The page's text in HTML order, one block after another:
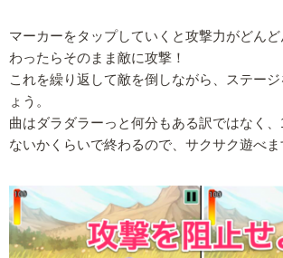
マーカーをタップしていくと攻撃力がどん
わったらそのまま敵に攻撃！
これを繰り返して敵を倒しながら、ステー
ょう。
曲はダラダラーっと何分もある訳ではなく
ないかくらいで終わるので、サクサク遊べま